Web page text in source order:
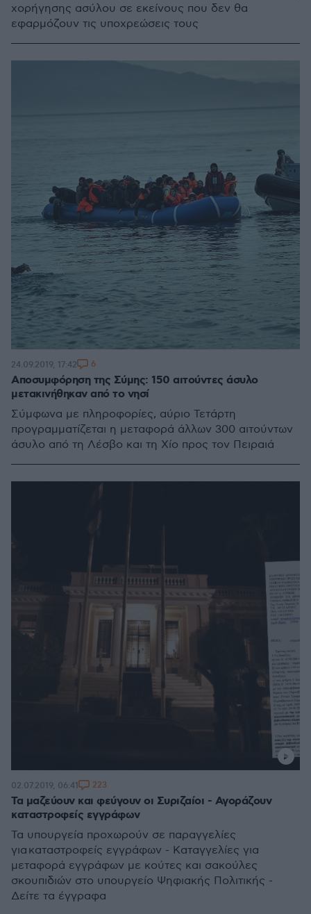
χορήγησης ασύλου σε εκείνους που δεν θα
εφαρμόζουν τις υποχρεώσεις τους
Αποσυμφόρηση της Σύμης: 150 αιτούντες άσυλο
μετακινήθηκαν από το νησί
Σύμφωνα με πληροφορίες, αύριο Τετάρτη
προγραμματίζεται η μεταφορά άλλων 300 αιτούντων
άσυλο από τη Λέσβο και τη Χίο προς τον Πειραιά
24.09.2019, 17:42 6
Τα μαζεύουν και φεύγουν οι Συριζαίοι - Αγοράζουν
καταστροφείς εγγράφων
Τα υπουργεία προχωρούν σε παραγγελίες
για καταστροφείς εγγράφων - Καταγγελίες για
μεταφορά εγγράφων με κούτες και σακούλες
σκουπιδιών στο υπουργείο Ψηφιακής Πολιτικής -
Δείτε τα έγγραφα
02.07.2019, 06:41 223